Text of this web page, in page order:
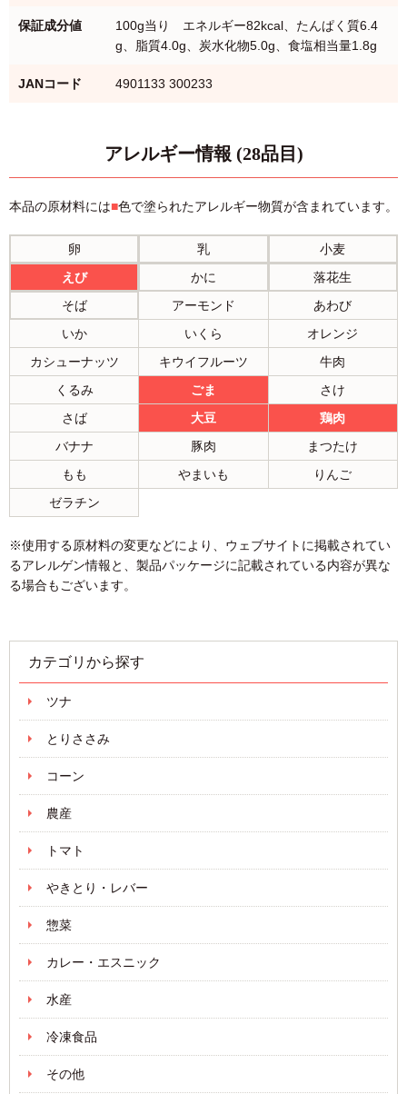
保証成分値
100g当り エネルギー82kcal、たんぱく質6.4
g、脂質4.0g、炭水化物5.0g、食塩相当量1.8g
JANコード 4901133 300233
アレルギー情報 (28品目)
本品の原材料には■色で塗られたアレルギー物質が含まれています。
卵 乳
小麦
えび
かに
落花生
そば
アーモンド
あわび
いか
いくら
オレンジ
カシューナッツ
キウイフルーツ
牛肉
くるみ
ごま
さけ
さば
大豆
鶏肉
バナナ
豚肉
まつたけ
もも
やまいも
りんご
ゼラチン
※使用する原材料の変更などにより、ウェブサイトに掲載されてい
るアレルゲン情報と、製品パッケージに記載されている内容が異な
る場合もございます。
カテゴリから探す
ツナ
とりささみ
コーン
農産
トマト
やきとり・レバー
惣菜
カレー・エスニック
水産
冷凍食品
その他